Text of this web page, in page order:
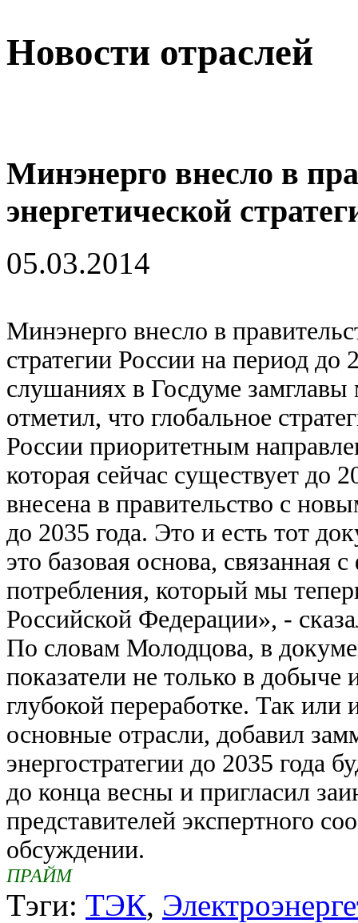
Новости отраслей
Минэнерго внесло в
энергетической
05.03.2014
Минэнерго внесло в
стратегии России на период
слушаниях в Госдуме
отметил, что глобальное
России приоритетным
которая сейчас существует до
внесена в правительство с
до 2035 года. Это и есть тот
это базовая основа, связанная
потребления, который мы
Российской Федерации», -
По словам Молодцова, в
показатели не только в добыче
глубокой переработке. Так или
основные отрасли, добавил
энергостратегии до 2035 года
до конца весны и пригласил
представителей экспертного
обсуждении.
ПРАЙМ
Тэги: ТЭК,